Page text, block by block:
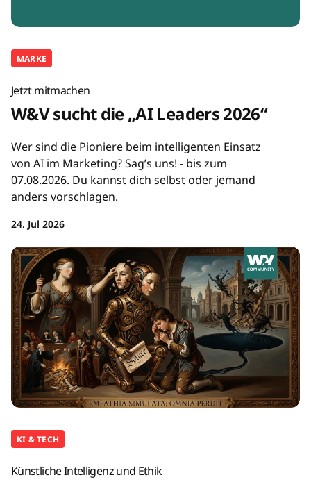
MARKE
Jetzt mitmachen
W&V sucht die „AI Leaders 2026“
Wer sind die Pioniere beim intelligenten Einsatz
von AI im Marketing? Sag’s uns! - bis zum
07.08.2026. Du kannst dich selbst oder jemand
anders vorschlagen.
24. Jul 2026
KI & TECH
Künstliche Intelligenz und Ethik